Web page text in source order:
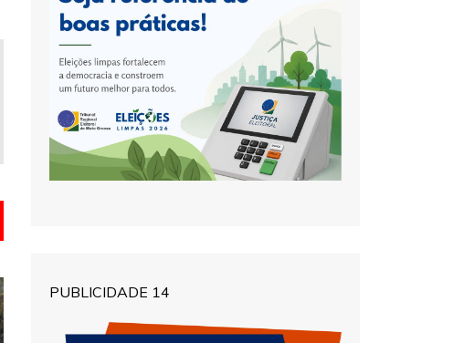
PUBLICIDADE 14